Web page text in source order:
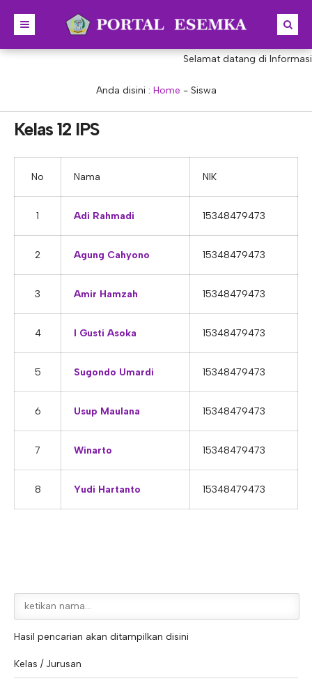
PROFIL
STRUKTUR
KEPALA SEKOLAH
Tupoksi Wakil Bidang Kurikulum
Tupoksi Wakil Bidang Humas
Tupoksi Wakil Bidang Sarana Prasarana
Tupoksi Wakil Bidang Kesiswaan
MAJELIS GURU
Tupoksi Guru
Tupoksi Guru Piket
Tupoksi Ketua Kons. Keahlian
TATA USAHA
Tupoksi Kepala Tata Usaha
Tupoksi Bendahara BOS
Tupoksi Koordinator Bendahara
Tupoksi Bendahara Komite
Tupoksi Perpustakaan
AKREDITASI
MANAJEMEN PERKANTORAN
BISNIS DIGITAL
DESAIN PRODUKSI BUSANA
KULINER
PORTAL
E-LEARNING
E-RAPOR
E-SKL
E-ALUMNI
E-BKK
Selamat datang di
Anda disini : Home - Siswa
Kelas 12 IPS
No Nama NIK
1 Adi Rahmadi 15348479473
2 Agung Cahyono 15348479473
3 Amir Hamzah 15348479473
4 I Gusti Asoka 15348479473
5 Sugondo Umardi 15348479473
6 Usup Maulana 15348479473
7 Winarto 15348479473
8 Yudi Hartanto 15348479473
Hasil pencarian akan ditampilkan disini
Kelas / Jurusan